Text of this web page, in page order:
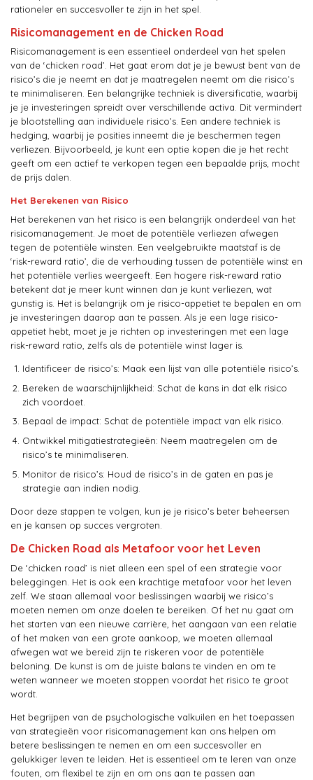
rationeler en succesvoller te zijn in het spel.
Risicomanagement en de Chicken Road
Risicomanagement is een essentieel onderdeel van het spelen
van de ‘chicken road’. Het gaat erom dat je je bewust bent van de
risico’s die je neemt en dat je maatregelen neemt om die risico’s
te minimaliseren. Een belangrijke techniek is diversificatie, waarbij
je je investeringen spreidt over verschillende activa. Dit vermindert
je blootstelling aan individuele risico’s. Een andere techniek is
hedging, waarbij je posities inneemt die je beschermen tegen
verliezen. Bijvoorbeeld, je kunt een optie kopen die je het recht
geeft om een actief te verkopen tegen een bepaalde prijs, mocht
de prijs dalen.
Het Berekenen van Risico
Het berekenen van het risico is een belangrijk onderdeel van het
risicomanagement. Je moet de potentiële verliezen afwegen
tegen de potentiële winsten. Een veelgebruikte maatstaf is de
‘risk-reward ratio’, die de verhouding tussen de potentiële winst en
het potentiële verlies weergeeft. Een hogere risk-reward ratio
betekent dat je meer kunt winnen dan je kunt verliezen, wat
gunstig is. Het is belangrijk om je risico-appetiet te bepalen en om
je investeringen daarop aan te passen. Als je een lage risico-
appetiet hebt, moet je je richten op investeringen met een lage
risk-reward ratio, zelfs als de potentiële winst lager is.
Identificeer de risico’s: Maak een lijst van alle potentiële risico’s.
Bereken de waarschijnlijkheid: Schat de kans in dat elk risico
zich voordoet.
Bepaal de impact: Schat de potentiële impact van elk risico.
Ontwikkel mitigatiestrategieën: Neem maatregelen om de
risico’s te minimaliseren.
Monitor de risico’s: Houd de risico’s in de gaten en pas je
strategie aan indien nodig.
Door deze stappen te volgen, kun je je risico’s beter beheersen
en je kansen op succes vergroten.
De Chicken Road als Metafoor voor het Leven
De ‘chicken road’ is niet alleen een spel of een strategie voor
beleggingen. Het is ook een krachtige metafoor voor het leven
zelf. We staan allemaal voor beslissingen waarbij we risico’s
moeten nemen om onze doelen te bereiken. Of het nu gaat om
het starten van een nieuwe carrière, het aangaan van een relatie
of het maken van een grote aankoop, we moeten allemaal
afwegen wat we bereid zijn te riskeren voor de potentiële
beloning. De kunst is om de juiste balans te vinden en om te
weten wanneer we moeten stoppen voordat het risico te groot
wordt.
Het begrijpen van de psychologische valkuilen en het toepassen
van strategieën voor risicomanagement kan ons helpen om
betere beslissingen te nemen en om een succesvoller en
gelukkiger leven te leiden. Het is essentieel om te leren van onze
fouten, om flexibel te zijn en om ons aan te passen aan